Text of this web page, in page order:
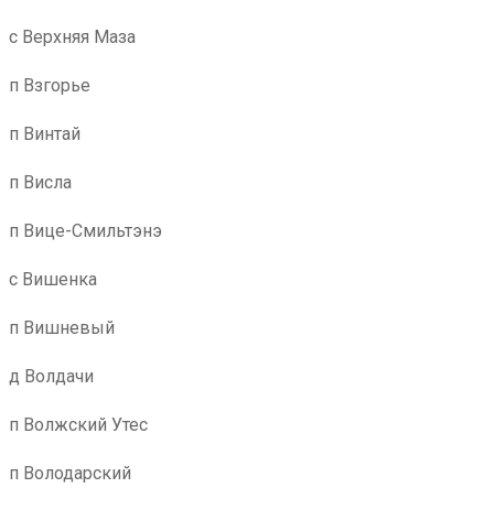
с Верхняя Маза
п Взгорье
п Винтай
п Висла
п Вице-Смильтэнэ
с Вишенка
п Вишневый
д Волдачи
п Волжский Утес
п Володарский